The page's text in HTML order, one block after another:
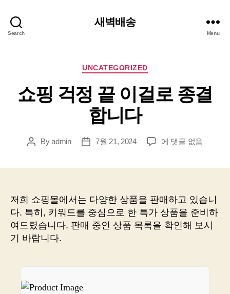
Search
새벽배송
Menu
Categories
UNCATEGORIZED
쇼핑 걱정 끝 이걸로 종결
합니다
PostByadmin
Post7월 21, 2024
쇼
이
걸
로
종
니
에 댓글 없음
저희 쇼핑몰에서는 다양한 상품을 판매하고 있습니
다. 특히, 키워드를 중심으로 한 특가 상품을 준비하
여드렸습니다. 판매 중인 상품 목록을 확인해 보시
기 바랍니다.